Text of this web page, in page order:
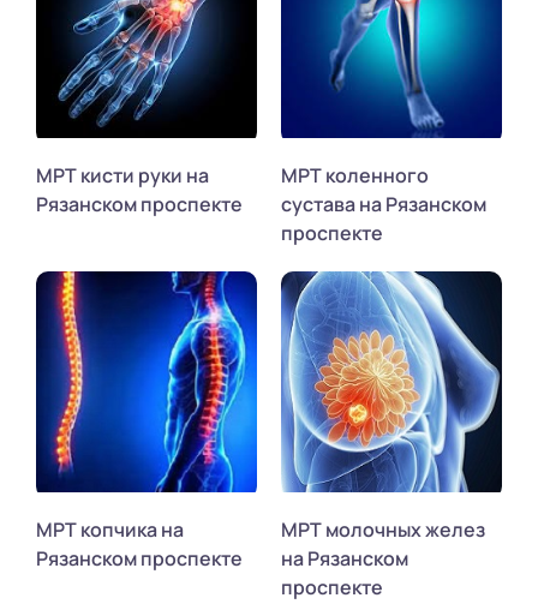
МРТ кисти руки на
Рязанском проспекте
МРТ коленного
сустава на Рязанском
проспекте
МРТ копчика на
Рязанском проспекте
МРТ молочных желез
на Рязанском
проспекте